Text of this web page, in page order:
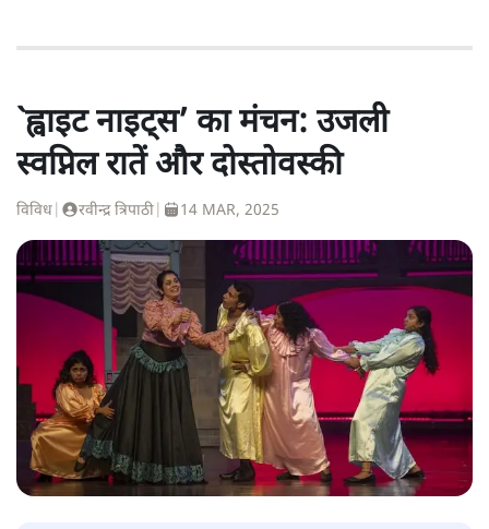
`ह्वाइट नाइट्स’ का मंचन: उजली
स्वप्निल रातें और दोस्तोवस्की
विविध रवीन्द्र त्रिपाठी 14 MAR, 2025